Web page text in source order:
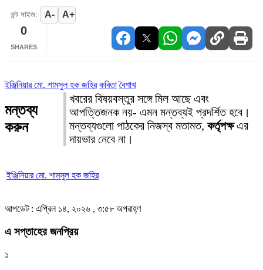
ফন্ট সাইজ: A- A+
0
SHARES
ইঞ্জিনিয়ার মো. শামসুল হক জহির কবিতা বৈশাখ
মন্তব্য
করুন
খবরের বিষয়বস্তুর সঙ্গে মিল আছে এবং
আপত্তিজনক নয়- এমন মন্তব্যই প্রদর্শিত হবে।
মন্তব্যগুলো পাঠকের নিজস্ব মতামত, কর্তৃপক্ষএর
দায়ভার নেবে না।
ইঞ্জিনিয়ার মো. শামসুল হক জহির
আপডেট : এপ্রিল ১৪, ২০২৬ , ৩:৫৮ অপরাহ্ণ
এ সপ্তাহের জনপ্রিয়
১